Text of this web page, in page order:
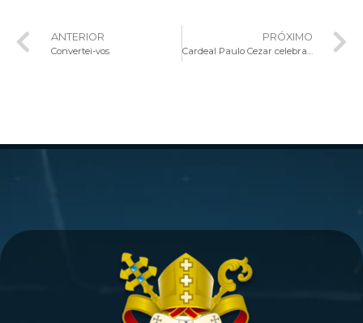
ANTERIOR
Convertei-vos
PRÓXIMO
Cardeal Paulo Cezar celebra a Solenidade da Imaculada Conceição na Basílica Santuário São Francisco de Assis